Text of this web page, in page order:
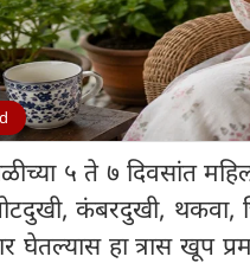
५ ते ७ दिवसांत
कंबरदुखी,
घेतल्यास हा त्रास खूप